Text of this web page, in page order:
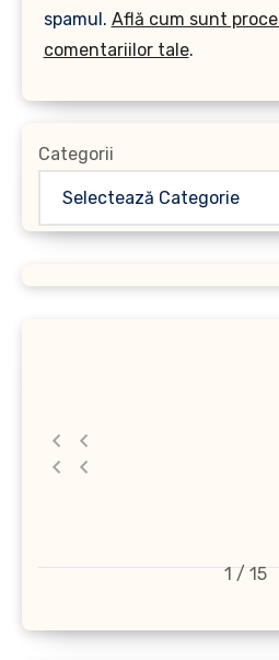
spamul. Află cum sunt
comentariilor tale.
Categorii
1 / 15